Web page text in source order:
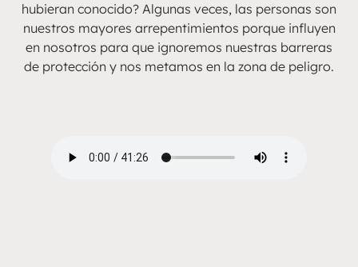
hubieran conocido? Algunas veces, las personas son
nuestros mayores arrepentimientos porque influyen
en nosotros para que ignoremos nuestras barreras
de protección y nos metamos en la zona de peligro.